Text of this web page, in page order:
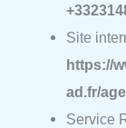
Site
https://
ad.fr/
Service